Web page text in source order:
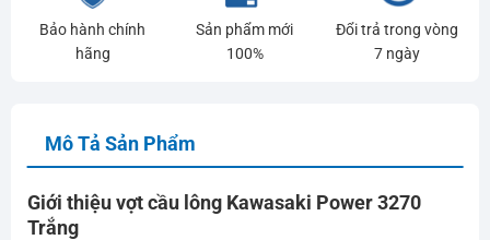
Bảo hành chính
hãng
Sản phẩm mới
100%
Đổi trả trong vòng
7 ngày
Mô Tả Sản Phẩm
Giới thiệu vợt cầu lông Kawasaki Power 3270
Trắng